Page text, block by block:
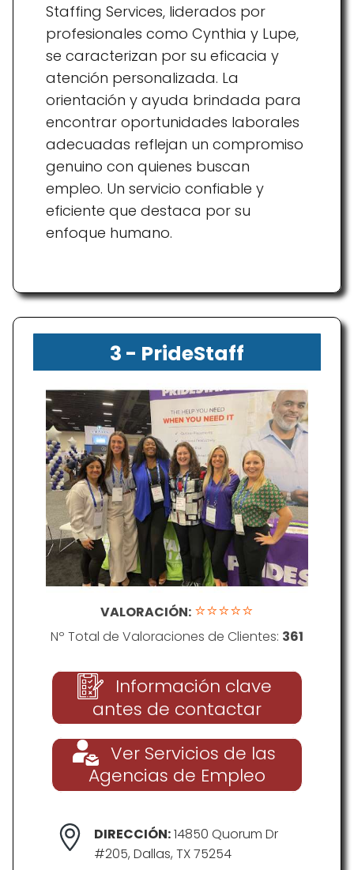
Staffing Services, liderados por
profesionales como Cynthia y Lupe,
se caracterizan por su eficacia y
atención personalizada. La
orientación y ayuda brindada para
encontrar oportunidades laborales
adecuadas reflejan un compromiso
genuino con quienes buscan
empleo. Un servicio confiable y
eficiente que destaca por su
enfoque humano.
3 - PrideStaff
VALORACIÓN: ⭐⭐⭐⭐⭐
Nº Total de Valoraciones de Clientes: 361
Información clave
antes de contactar
Ver Servicios de las
Agencias de Empleo
DIRECCIÓN:14850 Quorum Dr
#205, Dallas, TX 75254